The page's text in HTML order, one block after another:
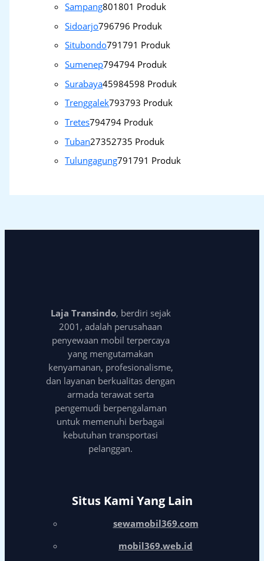
Sampang801801 Produk
Sidoarjo796796 Produk
Situbondo791791 Produk
Sumenep794794 Produk
Surabaya45984598 Produk
Trenggalek793793 Produk
Tretes794794 Produk
Tuban27352735 Produk
Tulungagung791791 Produk
Laja Transindo, berdiri sejak
2001, adalah perusahaan
penyewaan mobil terpercaya
yang mengutamakan
kenyamanan, profesionalisme,
dan layanan berkualitas dengan
armada terawat serta
pengemudi berpengalaman
untuk memenuhi berbagai
kebutuhan transportasi
pelanggan.
Situs Kami Yang Lain
sewamobil369.com
mobil369.web.id